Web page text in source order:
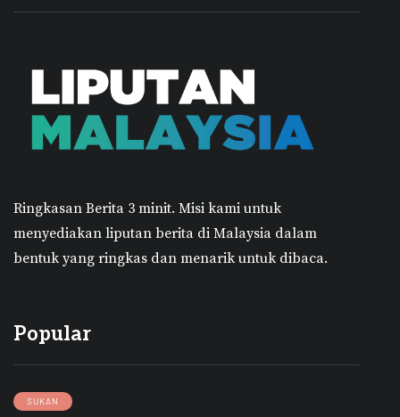
Ringkasan Berita 3 minit. Misi kami untuk
menyediakan liputan berita di Malaysia dalam
bentuk yang ringkas dan menarik untuk dibaca.
Popular
SUKAN